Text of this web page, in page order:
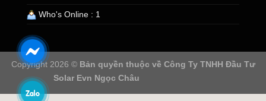
Who's Online : 1
Copyright 2026 © Bản quyền thuộc về Công Ty TNHH Đầu Tư
Solar Evn Ngọc Châu